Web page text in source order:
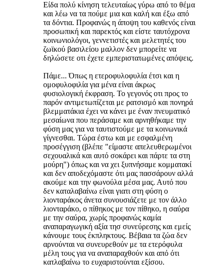
Είδα πολύ κίνηση τελευταίως γύρω από το θέμα
και λέω να τα πούμε μια και καλή και έξω από
τα δόντια. Προφανώς η άποψη του καθενός είναι
προσωπική και παρεκτός και είστε ταυτόχρονα
κοινωνιολόγοι, γεννετιστές και μελετητές του
ζωϊκού βασιλείου μαλλον δεν μπορείτε να
δηλώσετε οτι έχετε εμπεριστατωμένες απόψεις.
Πάμε... Όπως η ετεροφυλοφυλία έτσι και η
ομοφυλοφιλία για μένα είναι άκρως
φυσιολογική έκφραση. Το γεγονός οτι προς το
παρόν αντιμετωπίζεται με ρατσισμό και πονηρά
βλεμματάκια έχει να κάνει με έναν πνευματικό
μεσαίωνα που περάσαμε και αρνηθήκαμε την
φύση μας για να ταυτιστούμε με τα κοινωνικά
γίγνεσθαι. Τώρα έστω και με εσφαλμένη
προσέγγιση (βλέπε "είμαστε απελευθερωμένοι
σεχουαλικά και αυτό σοκάρει και πάρτε τα στη
μούρη") όπως και να χει ξυπνήσαμε κομματακί
και δεν αποδεχόμαστε ότι μας πασσάρουν αλλά
ακούμε και την φωνούλα μέσα μας. Αυτό που
δεν καταλαβαίνω είναι γιατι στη φύση ο
λιονταράκος άνετα συνουσιάζετε με τον άλλο
λιονταράκο, ο πίθηκος με τον πίθηκο, η σαύρα
με την σαύρα, χωρίς προφανώς καμία
αναπαραγωγική αξία τησ συνεύρεσης και εμείς
κάνουμε τους έκπληκτους. Βέβαια τα ζώα δεν
αρνούνται να συνευρεθούν με τα ετερόφυλα
μέλη τους για να αναπαραχθούν και από ότι
κατλαβαίνω το ευχαριστούνται εξίσου.